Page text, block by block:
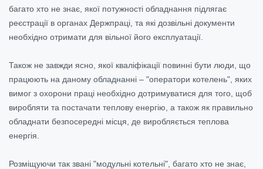
багато хто не знає, якої потужності обладнання підлягає
реєстрації в органах Держпраці, та які дозвільні документи
необхідно отримати для вільної його експлуатації.
Також не завжди ясно, якої кваліфікації повинні бути люди, що
працюють на даному обладнанні – "оператори котелень", яких
вимог з охорони праці необхідно дотримуватися для того, щоб
виробляти та постачати теплову енергію, а також як правильно
обладнати безпосередні місця, де виробляється теплова
енергія.
Розміщуючи так звані "модульні котельні", багато хто не знає,